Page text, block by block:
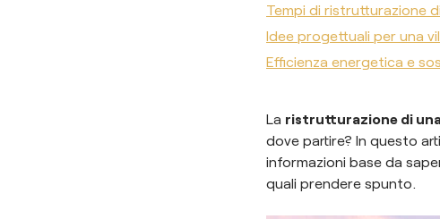
Tempi di ristrutturazione
Idee progettuali per una
Efficienza energetica e
La ristrutturazione di
dove partire? In questo
informazioni base da
quali prendere spunto.